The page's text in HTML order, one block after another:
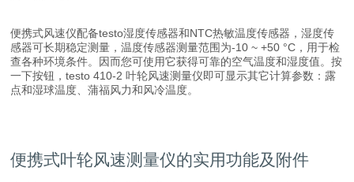
便携式风速仪配备testo湿度传感器和NTC热敏温度传感器，湿度传
感器可长期稳定测量，温度传感器测量范围为-10 ~ +50 °C，用于检
查各种环境条件。因而您可使用它获得可靠的空气温度和湿度值。按
一下按钮，testo 410-2 叶轮风速测量仪即可显示其它计算参数：露
点和湿球温度、蒲福风力和风冷温度。
便携式叶轮风速测量仪的实用功能及附件